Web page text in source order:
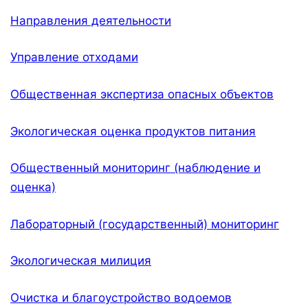
Направления деятельности
Управление отходами
Общественная экспертиза опасных объектов
Экологическая оценка продуктов питания
Общественный мониторинг (наблюдение и
оценка)
Лабораторный (государственный) мониторинг
Экологическая милиция
Очистка и благоустройство водоемов